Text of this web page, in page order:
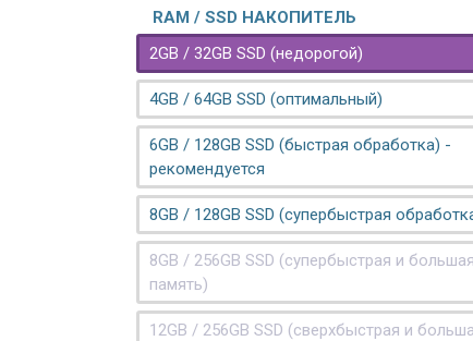
RAM / SSD НАКОПИТЕЛЬ
2GB / 32GB SSD (недорогой)
4GB / 64GB SSD (оптимальный)
6GB / 128GB SSD (быстрая обработка) -
рекомендуется
8GB / 128GB SSD (супербыстрая
8GB / 256GB SSD (супербыстрая и большая
память)
12GB / 256GB SSD (сверхбыстрая и